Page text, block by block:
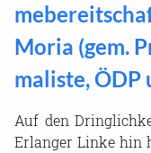
Moria (gem.
ma­lis­te, ÖDP
Auf den
Er­lan­ger Linke hin